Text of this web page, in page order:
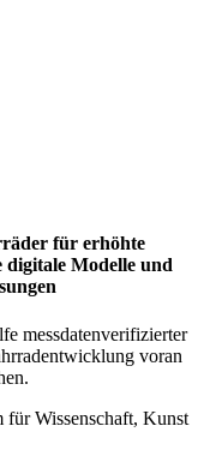
für erhöhte
digitale Modelle und
messdatenverifizierter
voran
für Wissenschaft, Kunst